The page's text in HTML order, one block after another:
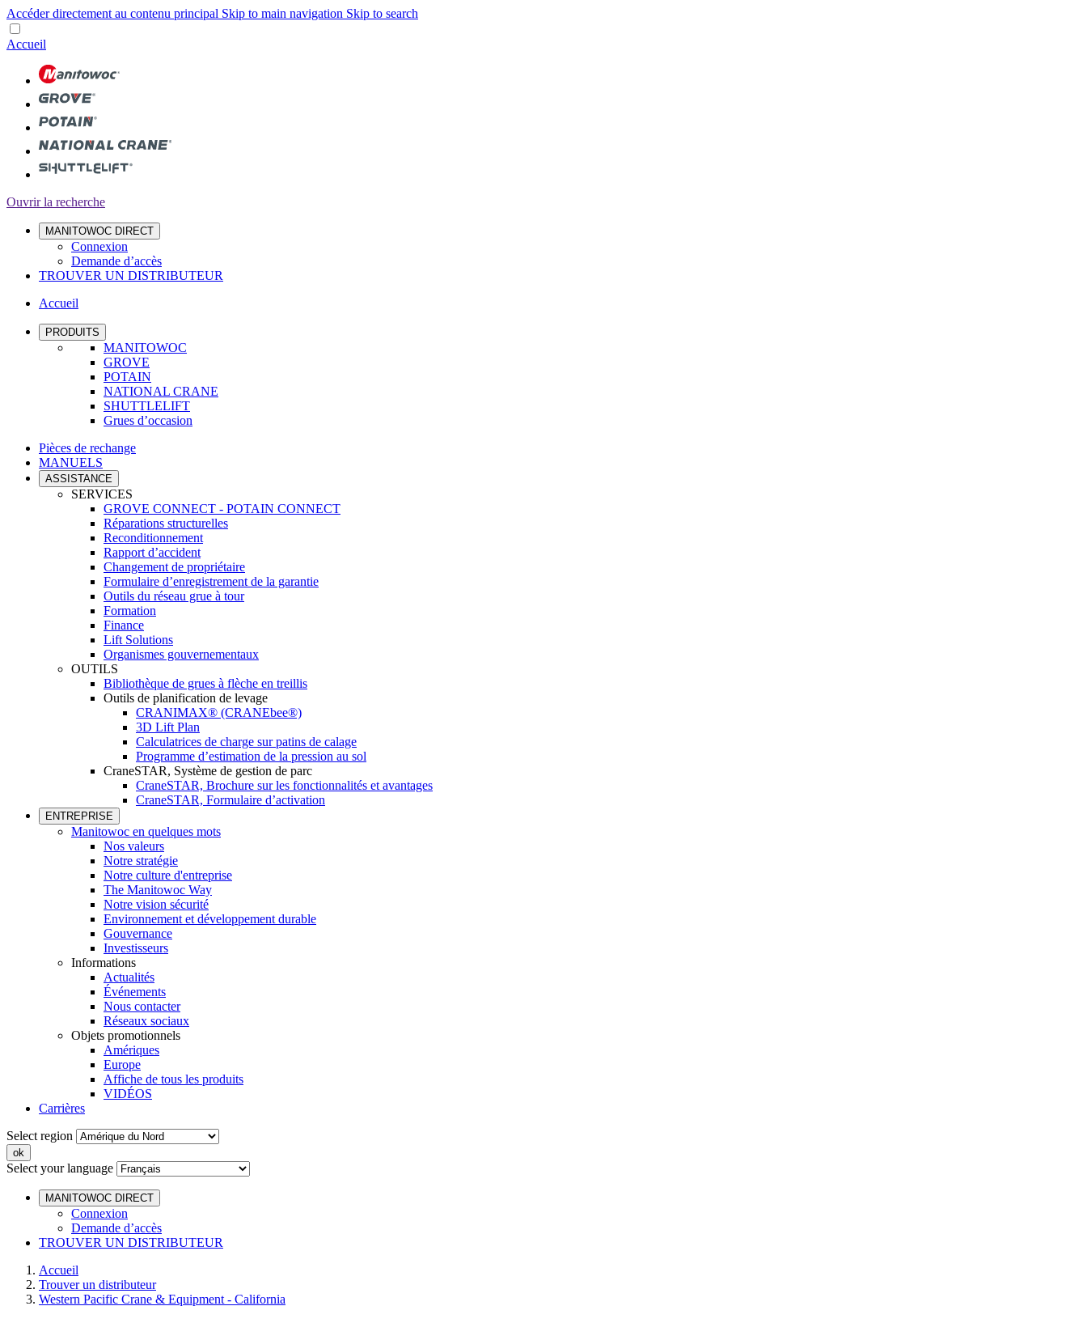
Accéder directement au contenu principal Skip to main navigation Skip to search
Accueil
Ouvrir la recherche
MANITOWOC DIRECT
Connexion
Demande d’accès
TROUVER UN DISTRIBUTEUR
Accueil
PRODUITS
MANITOWOC
GROVE
POTAIN
NATIONAL CRANE
SHUTTLELIFT
Grues d’occasion
Pièces de rechange
MANUELS
ASSISTANCE
SERVICES
GROVE CONNECT - POTAIN CONNECT
Réparations structurelles
Reconditionnement
Rapport d’accident
Changement de propriétaire
Formulaire d’enregistrement de la garantie
Outils du réseau grue à tour
Formation
Finance
Lift Solutions
Organismes gouvernementaux
OUTILS
Bibliothèque de grues à flèche en treillis
Outils de planification de levage
CRANIMAX® (CRANEbee®)
3D Lift Plan
Calculatrices de charge sur patins de calage
Programme d’estimation de la pression au sol
CraneSTAR, Système de gestion de parc
CraneSTAR, Brochure sur les fonctionnalités et avantages
CraneSTAR, Formulaire d’activation
ENTREPRISE
Manitowoc en quelques mots
Nos valeurs
Notre stratégie
Notre culture d'entreprise
The Manitowoc Way
Notre vision sécurité
Environnement et développement durable
Gouvernance
Investisseurs
Informations
Actualités
Événements
Nous contacter
Réseaux sociaux
Objets promotionnels
Amériques
Europe
Affiche de tous les produits
VIDÉOS
Carrières
Select region
Select your language
MANITOWOC DIRECT
Connexion
Demande d’accès
TROUVER UN DISTRIBUTEUR
Accueil
Trouver un distributeur
Western Pacific Crane & Equipment - California